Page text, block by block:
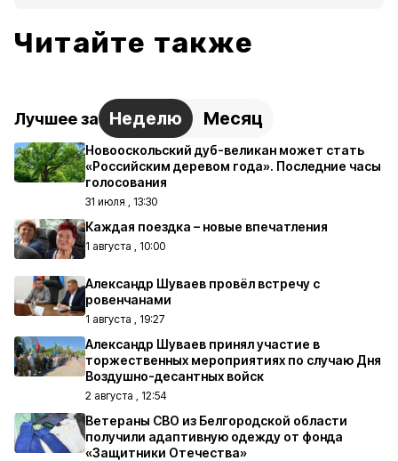
Читайте также
Лучшее за Неделю Месяц
Новооскольский дуб-великан может стать
«Российским деревом года». Последние часы
голосования
31 июля , 13:30
Каждая поездка – новые впечатления
1 августа , 10:00
Александр Шуваев провёл встречу с
ровенчанами
1 августа , 19:27
Александр Шуваев принял участие в
торжественных мероприятиях по случаю Дня
Воздушно-десантных войск
2 августа , 12:54
Ветераны СВО из Белгородской области
получили адаптивную одежду от фонда
«Защитники Отечества»